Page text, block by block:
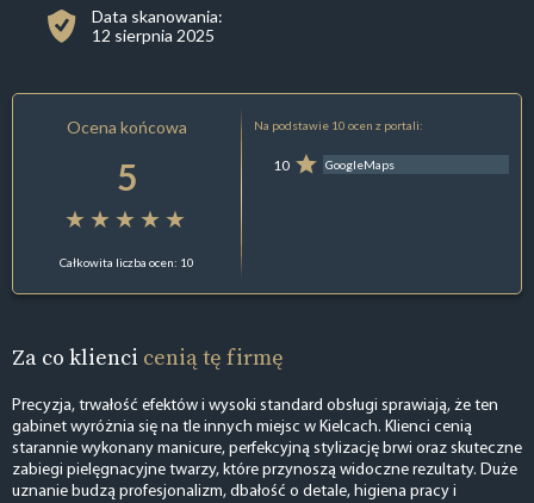
Data skanowania:
12 sierpnia 2025
Ocena końcowa
5
Całkowita liczba ocen: 10
Na podstawie 10 ocen z portali:
10 GoogleMaps
Za co klienci cenią tę firmę
Precyzja, trwałość efektów i wysoki standard obsługi sprawiają, że ten
gabinet wyróżnia się na tle innych miejsc w Kielcach. Klienci cenią
starannie wykonany manicure, perfekcyjną stylizację brwi oraz skuteczne
zabiegi pielęgnacyjne twarzy, które przynoszą widoczne rezultaty. Duże
uznanie budzą profesjonalizm, dbałość o detale, higiena pracy i